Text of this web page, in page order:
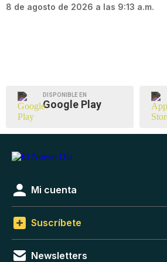
8 de agosto de 2026 a las 9:13 a.m.
DISPONIBLE EN
Google Play
Mi cuenta
Suscríbete
Newsletters